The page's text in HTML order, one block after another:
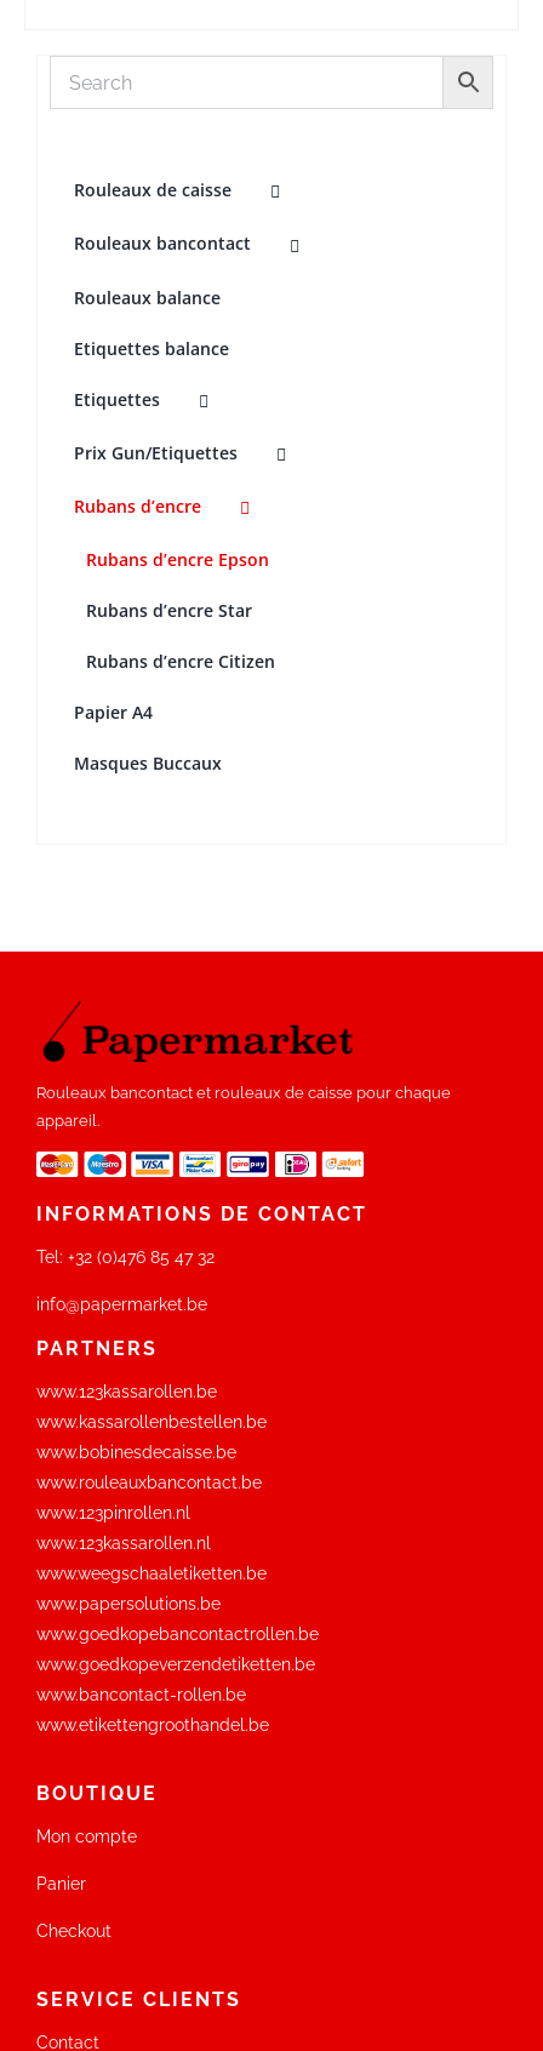
Rouleaux de caisse
Rouleaux bancontact
Rouleaux balance
Etiquettes balance
Etiquettes
Prix Gun/Etiquettes
Rubans d’encre
Rubans d’encre Epson
Rubans d’encre Star
Rubans d’encre Citizen
Papier A4
Masques Buccaux
Rouleaux bancontact et rouleaux de caisse pour chaque
appareil.
INFORMATIONS DE CONTACT
Tel: +32 (0)476 85 47 32
info@papermarket.be
PARTNERS
www.123kassarollen.be
www.kassarollenbestellen.be
www.bobinesdecaisse.be
www.rouleauxbancontact.be
www.123pinrollen.nl
www.123kassarollen.nl
www.weegschaaletiketten.be
www.papersolutions.be
www.goedkopebancontactrollen.be
www.goedkopeverzendetiketten.be
www.bancontact-rollen.be
www.etikettengroothandel.be
BOUTIQUE
Mon compte
Panier
Checkout
SERVICE CLIENTS
Contact